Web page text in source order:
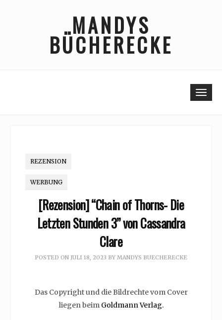
MANDYS
BÜCHERECKE
REZENSION
WERBUNG
[Rezension] “Chain of Thorns- Die
Letzten Stunden 3” von Cassandra
Clare
POSTED ON JULI 18, 2023 BY MANDYS BUECHERECKE
Das Copyright und die Bildrechte vom Cover
liegen beim Goldmann Verlag.